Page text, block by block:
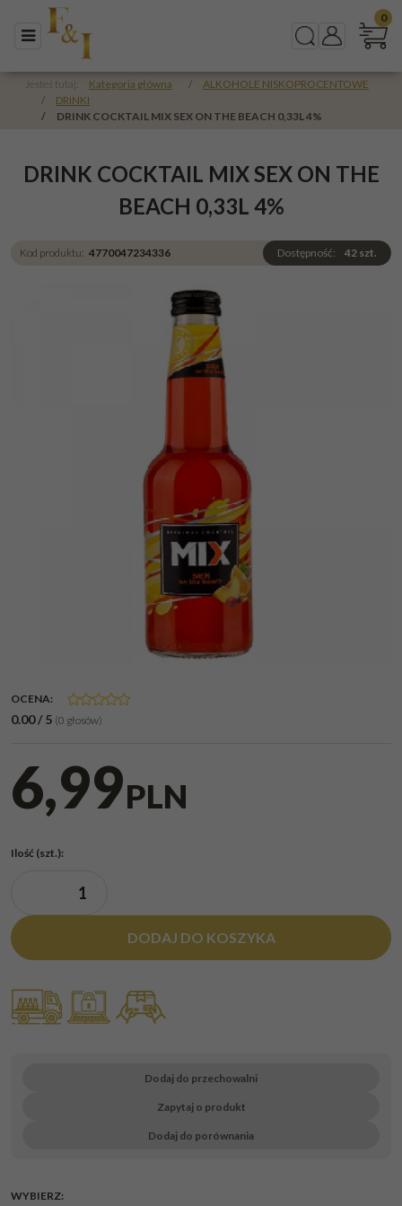
Menu SzukajPanel
0
Jesteś tutaj: Kategoria główna /
ALKOHOLE NISKOPROCENTOWE
/
DRINKI
/
DRINK COCKTAIL MIX SEX ON THE BEACH 0,33L 4%
DRINK COCKTAIL MIX SEX ON THE
BEACH 0,33L 4%
Kod produktu: 4770047234336 Dostępność: 42 szt.
OCENA:
0.00/5 (0 głosów)
6,99PLN
Ilość (szt.):
DODAJ DO KOSZYKA
Dodaj do przechowalni
Zapytaj o produkt
Dodaj do porównania
WYBIERZ: